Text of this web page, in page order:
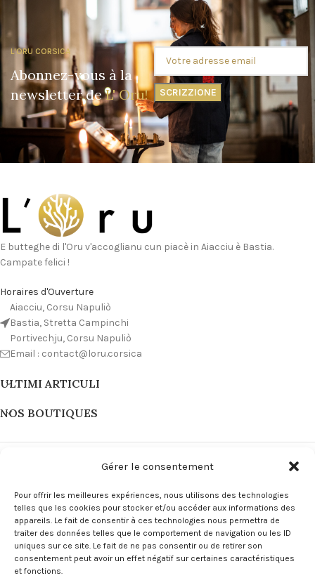
Gérer le consentement
Pour offrir les meilleures expériences, nous utilisons des technologies
telles que les cookies pour stocker et/ou accéder aux informations des
appareils. Le fait de consentir à ces technologies nous permettra de
traiter des données telles que le comportement de navigation ou les ID
uniques sur ce site. Le fait de ne pas consentir ou de retirer son
consentement peut avoir un effet négatif sur certaines caractéristiques
et fonctions.
L'ORU CORSICA
Abonnez-vous à la
newsletter deL' Oru!
E butteghe di l'Oru v'accoglianu cun piacè in Aiacciu è Bastia.
Campate felici !
Horaires d'Ouverture
Aiacciu, Corsu Napuliò
Bastia, Stretta Campinchi
Portivechju, Corsu Napuliò
Email : contact@loru.corsica
ULTIMI ARTICULI
NOS BOUTIQUES